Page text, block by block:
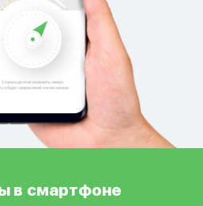
в смартфоне